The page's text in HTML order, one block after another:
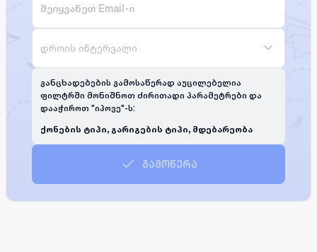
დროის ინტერვალი
განცხადებების გამოსაწერად აუცილებელია
ფილტრში მონიშნოთ ძირითადი პარამეტრები და
დააჭიროთ "იპოვე"-ს:
ქონების ტიპი, გარიგების ტიპი, მდებარეობა
გამოწერა